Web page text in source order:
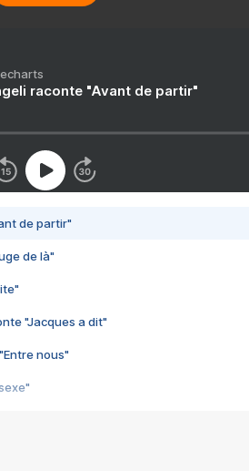
raconte "Avant de partir"
de partir"
de là"
"Jacques a dit"
nous"